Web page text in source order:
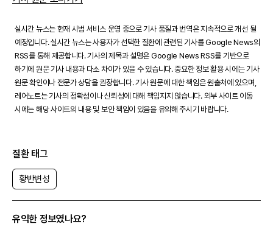
실시간 뉴스는 현재 시범 서비스 운영 중으로 기사 품질과 번역은 지속적으로 개선 될
예정입니다. 실시간 뉴스는 사용자가 선택한 질환에 관련된 기사를 Google News의
RSS를 통해 제공합니다. 기사의 제목과 설명은 Google News RSS를 기반으로
하기에 원문 기사 내용과 다소 차이가 있을 수 있습니다. 중요한 정보 활용 시에는 기사
원문 확인이나 전문가 상담을 권장합니다. 기사 원문에 대한 책임은 원출처에 있으며,
레어노트는 기사의 정확성이나 신뢰성에 대해 책임지지 않습니다. 외부 사이트 이동
시에는 해당 사이트의 내용 및 보안 책임이 있음을 유의해 주시기 바랍니다.
질환 태그
황반변성
유익한 정보였나요?